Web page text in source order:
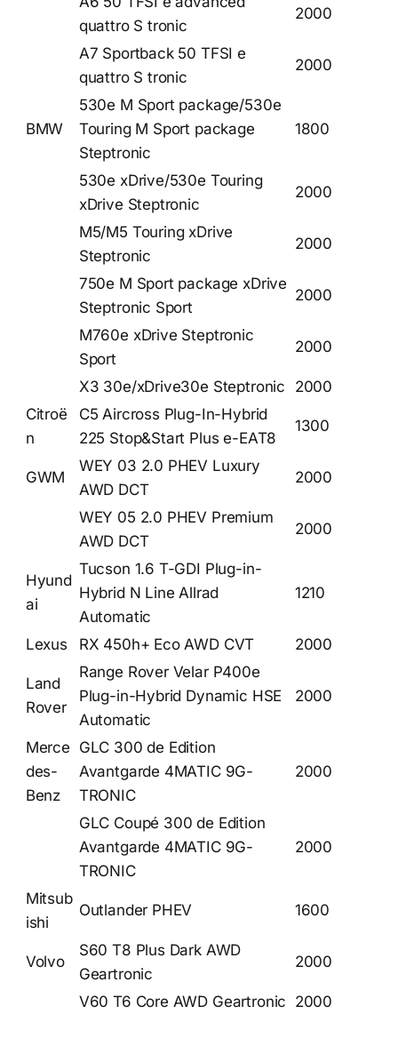
quattro S tronic
2000
A7 Sportback 50 TFSI e
quattro S tronic
2000
BMW
530e M Sport package/530e
Touring M Sport package
Steptronic
1800
530e xDrive/530e Touring
xDrive Steptronic
2000
M5/M5 Touring xDrive
Steptronic
2000
750e M Sport package xDrive
Steptronic Sport
2000
M760e xDrive Steptronic
Sport
2000
X3 30e/xDrive30e Steptronic
2000
Citroë
n
C5 Aircross Plug-In-Hybrid
225 Stop&Start Plus e-EAT8
1300
GWM
WEY 03 2.0 PHEV Luxury
AWD DCT
2000
WEY 05 2.0 PHEV Premium
AWD DCT
2000
Hyund
ai
Tucson 1.6 T-GDI Plug-in-
Hybrid N Line Allrad
Automatic
1210
Lexus RX 450h+ Eco AWD CVT 2000
Land
Rover
Range Rover Velar P400e
Plug-in-Hybrid Dynamic HSE
Automatic
2000
Merce
des-
Benz
GLC 300 de Edition
Avantgarde 4MATIC 9G-
TRONIC
2000
GLC Coupé 300 de Edition
Avantgarde 4MATIC 9G-
TRONIC
2000
Mitsub
ishi
Outlander PHEV 1600
Volvo
S60 T8 Plus Dark AWD
Geartronic
2000
V60 T6 Core AWD Geartronic 2000